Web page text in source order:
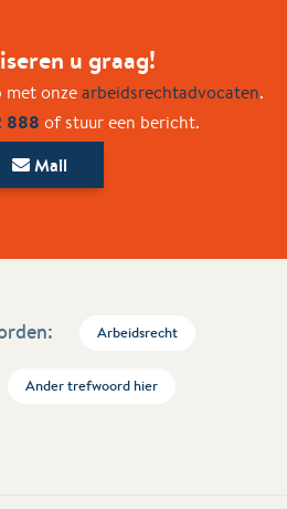
u graag!
met onzearbeidsrechtadvocaten.
888 of stuur een bericht.
Mail
Arbeidsrecht
Ander trefwoord hier